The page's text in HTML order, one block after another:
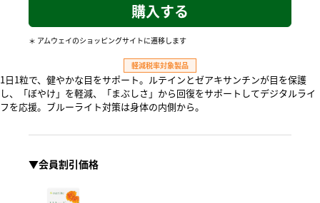
購入する
＊ アムウェイのショッピングサイトに遷移します
軽減税率対象製品
1日1粒で、健やかな目をサポート。ルテインとゼアキサンチンが目を保護
し、「ぼやけ」を軽減、「まぶしさ」から回復をサポートしてデジタルライ
フを応援。ブルーライト対策は身体の内側から。
▼会員割引価格​